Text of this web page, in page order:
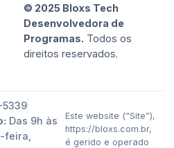
© 2025 Bloxs Tech
Desenvolvedora de
Programas. Todos os
direitos reservados.
5339
Das 9h às
feira,
Este website (“Site”),
https://bloxs.com.br,
é gerido e operado